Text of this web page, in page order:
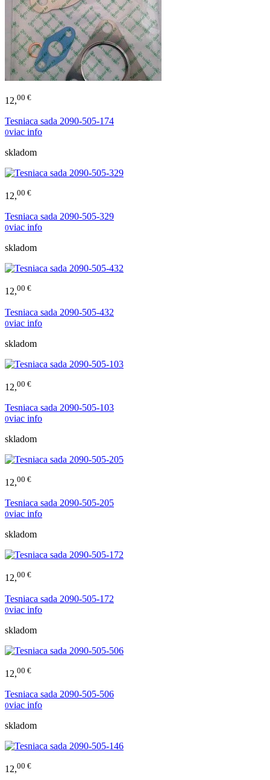
12,00 €
Tesniaca sada 2090-505-174
0viac info
skladom
12,00 €
Tesniaca sada 2090-505-329
0viac info
skladom
12,00 €
Tesniaca sada 2090-505-432
0viac info
skladom
12,00 €
Tesniaca sada 2090-505-103
0viac info
skladom
12,00 €
Tesniaca sada 2090-505-205
0viac info
skladom
12,00 €
Tesniaca sada 2090-505-172
0viac info
skladom
12,00 €
Tesniaca sada 2090-505-506
0viac info
skladom
12,00 €